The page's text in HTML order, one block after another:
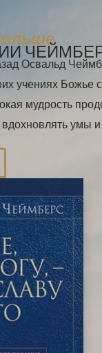
Освальд
учениях Божье
мудрость
умы и